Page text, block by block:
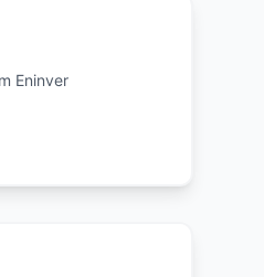
Eninver